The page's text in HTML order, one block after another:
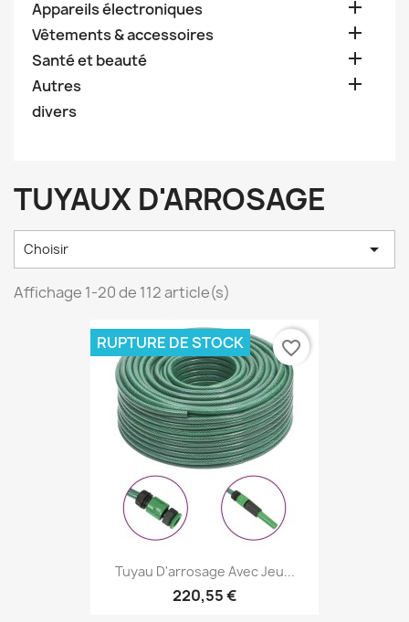
Appareils électroniques 
Vêtements & accessoires 
Santé et beauté 
Autres 
divers
TUYAUX D'ARROSAGE
Choisir 
Affichage 1-20 de 112 article(s)
Tuyau D'arrosage Avec Jeu...
220,55 €
RUPTURE DE STOCK favorite_border